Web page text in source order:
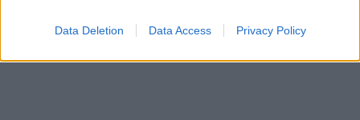
Data Deletion Data Access Privacy Policy